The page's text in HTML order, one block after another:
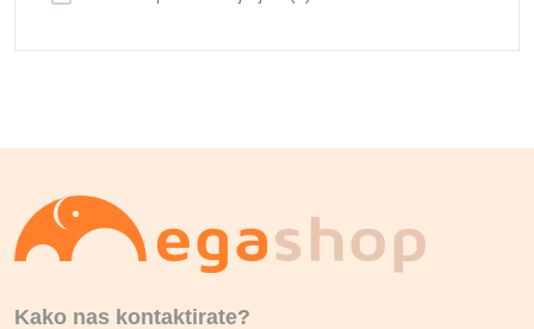
Kako nas kontaktirate?